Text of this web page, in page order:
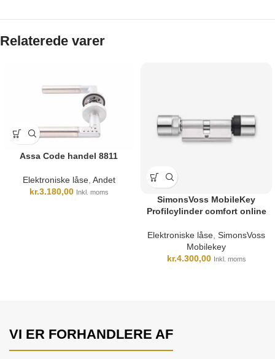
Relaterede varer
Assa Code handel 8811
Elektroniske låse, Andet
kr.3.180,00 Inkl. moms
SimonsVoss MobileKey
Profilcylinder comfort online
Elektroniske låse, SimonsVoss
Mobilekey
kr.4.300,00 Inkl. moms
VI ER FORHANDLERE AF